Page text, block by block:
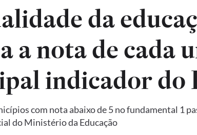
da
a nota de cada
Ideb,
com nota abaixo de 5 no fundamental 1
do Ministério da Educação